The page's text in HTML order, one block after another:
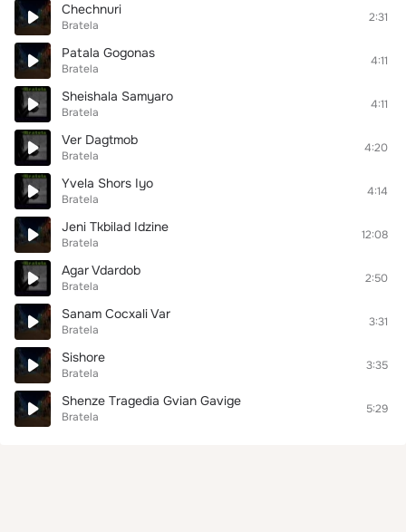
Chechnuri
Bratela
2:31
Patala Gogonas
Bratela
4:11
Sheishala Samyaro
Bratela
4:11
Ver Dagtmob
Bratela
4:20
Yvela Shors Iyo
Bratela
4:14
Jeni Tkbilad Idzine
Bratela
12:08
Agar Vdardob
Bratela
2:50
Sanam Cocxali Var
Bratela
3:31
Sishore
Bratela
3:35
Shenze Tragedia Gvian Gavige
Bratela
5:29